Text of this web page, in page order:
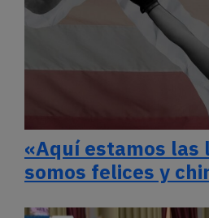
«Aquí estamos las
somos felices y